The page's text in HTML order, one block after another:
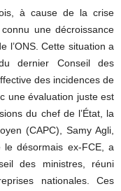
à cause de la crise
une décroissance
l’ONS. Cette situation a
dernier Conseil des
des incidences de
une évaluation juste est
du chef de l’État, la
(CAPC), Samy Agli,
le désormais ex-FCE, a
des ministres, réuni
nationales. Ces